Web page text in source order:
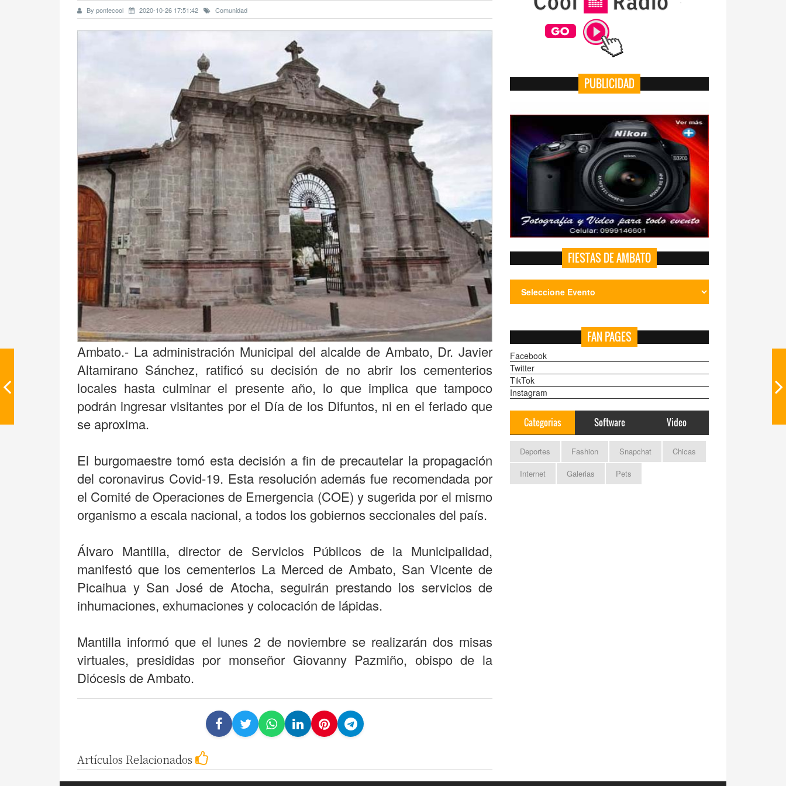
By pontecool 2020-10-26 17:51:42 Comunidad
Ambato.- La administración Municipal del alcalde de Ambato, Dr. Javier
Altamirano Sánchez, ratificó su decisión de no abrir los cementerios
locales hasta culminar el presente año, lo que implica que tampoco
podrán ingresar visitantes por el Día de los Difuntos, ni en el feriado que
se aproxima.
El burgomaestre tomó esta decisión a fin de precautelar la propagación
del coronavirus Covid-19. Esta resolución además fue recomendada por
el Comité de Operaciones de Emergencia (COE) y sugerida por el mismo
organismo a escala nacional, a todos los gobiernos seccionales del país.
Álvaro Mantilla, director de Servicios Públicos de la Municipalidad,
manifestó que los cementerios La Merced de Ambato, San Vicente de
Picaihua y San José de Atocha, seguirán prestando los servicios de
inhumaciones, exhumaciones y colocación de lápidas.
Mantilla informó que el lunes 2 de noviembre se realizarán dos misas
virtuales, presididas por monseñor Giovanny Pazmiño, obispo de la
Diócesis de Ambato.
Artículos Relacionados
PUBLICIDAD
FIESTAS DE AMBATO
FAN PAGES
Facebook
Twitter
TikTok
Instagram
Categorias Software Video
Deportes Fashion Snapchat
Chicas
Internet
Galerias Pets